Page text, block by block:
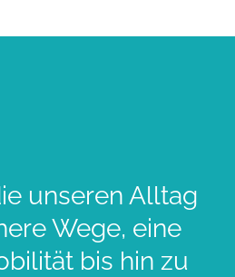
unseren Alltag
Wege, eine
bis hin zu